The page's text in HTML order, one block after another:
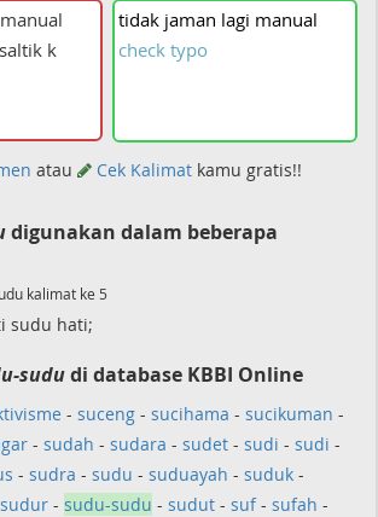
tidak jaman lagi manual
check typo
atau Cek Kalimat kamu gratis!!
digunakan dalam beberapa
kalimat ke 5
sudu hati;
sududi database KBBI Online
- suceng - sucihama - sucikuman -
- sudah - sudara - sudet - sudi - sudi -
- sudra - sudu - suduayah - suduk -
sudur - sudu-sudu - sudut - suf- sufah -